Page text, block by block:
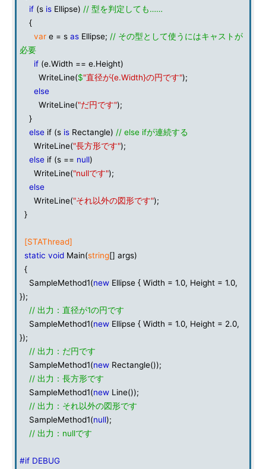
if (s is Ellipse) // 型を判定しても……
{
var e = s as Ellipse; // その型として使うにはキャストが
必要
if (e.Width == e.Height)
WriteLine($"直径が{e.Width}の円です");
else
WriteLine("だ円です");
}
else if (s is Rectangle) // else ifが連続する
WriteLine("長方形です");
else if (s == null)
WriteLine("nullです");
else
WriteLine("それ以外の図形です");
}
[STAThread]
static void Main(string[] args)
{
SampleMethod1(new Ellipse { Width = 1.0, Height = 1.0,
});
// 出力：直径が1の円です
SampleMethod1(new Ellipse { Width = 1.0, Height = 2.0,
});
// 出力：だ円です
SampleMethod1(new Rectangle());
// 出力：長方形です
SampleMethod1(new Line());
// 出力：それ以外の図形です
SampleMethod1(null);
// 出力：nullです
#if DEBUG